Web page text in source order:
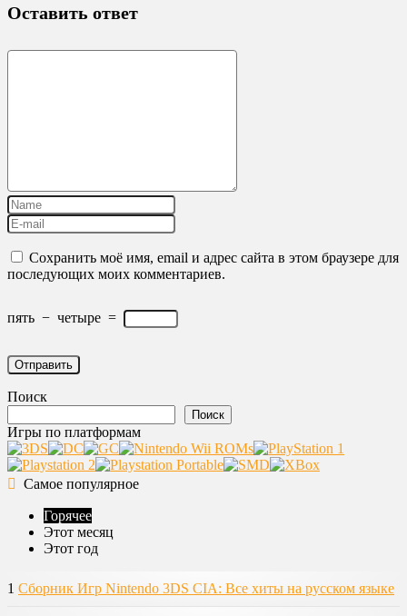
Оставить ответ
Сохранить моё имя, email и адрес сайта в этом браузере для
последующих моих комментариев.
пять − четыре =
Поиск
Поиск
Игры по платформам
Самое популярное
Горячее
Этот месяц
Этот год
1 Сборник Игр Nintendo 3DS CIA: Все хиты на русском языке